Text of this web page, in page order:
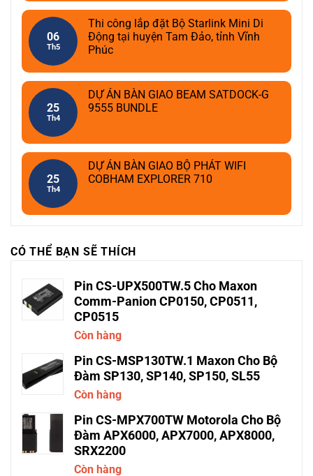
06
Th5
Thi công lắp đặt Bộ Starlink Mini Di
Động tại huyện Tam Đảo, tỉnh Vĩnh
Phúc
25
Th4
DỰ ÁN BÀN GIAO BEAM SATDOCK-G
9555 BUNDLE
25
Th4
DỰ ÁN BÀN GIAO BỘ PHÁT WIFI
COBHAM EXPLORER 710
CÓ THỂ BẠN SẼ THÍCH
Pin CS-UPX500TW.5 Cho Maxon
Comm-Panion CP0150, CP0511,
CP0515
Còn hàng
Pin CS-MSP130TW.1 Maxon Cho Bộ
Đàm SP130, SP140, SP150, SL55
Còn hàng
Pin CS-MPX700TW Motorola Cho Bộ
Đàm APX6000, APX7000, APX8000,
SRX2200
Còn hàng